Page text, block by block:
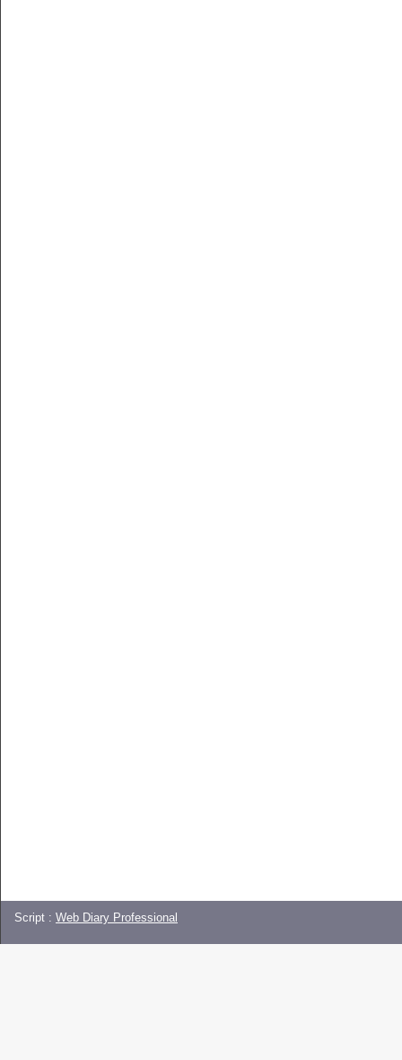
Script : Web Diary Professional